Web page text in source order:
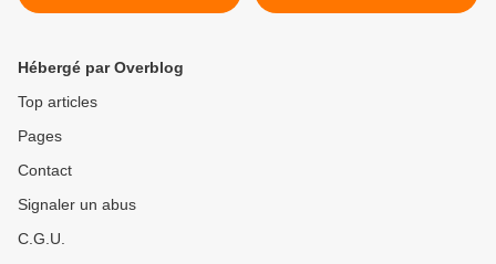
jour (2024_09_19)
(2024_09_23) >
Hébergé par Overblog
Top articles
Pages
Contact
Signaler un abus
C.G.U.